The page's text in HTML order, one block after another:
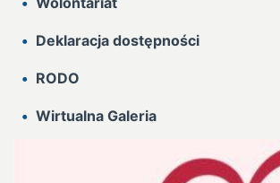
Deklaracja dostępności
RODO
Wirtualna Galeria